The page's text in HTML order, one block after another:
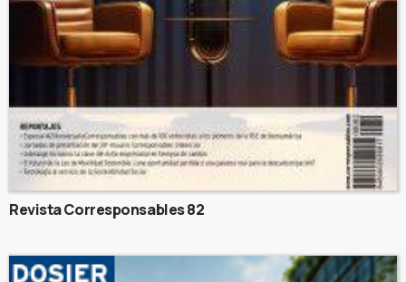
Revista Corresponsables 82